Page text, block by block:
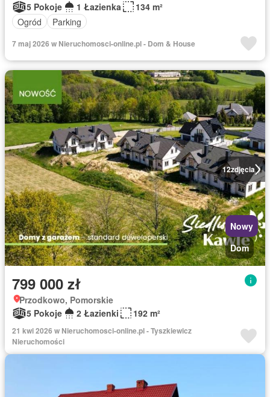
5 Pokoje
1 Łazienka
134 m²
Ogród
Parking
7 maj 2026 w Nieruchomosci-online.pl - Dom & House
12zdjęcia
Nowy
Dom
799 000 zł
Przodkowo, Pomorskie
5 Pokoje
2 Łazienki 192 m²
21 kwi 2026 w Nieruchomosci-online.pl - Tyszkiewicz
Nieruchomości